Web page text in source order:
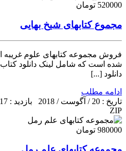
520000 تومان
مجموع کتابهای شیخ بهایی
فروش مجموعه کتابهای علوم غریبه
شده است که شامل لینک دانلود
دانلود [...]
ادامه مطلب
تاریخ : 20 / آگوست / 2018
بازدید : 46217
ZIP
980000 تومان